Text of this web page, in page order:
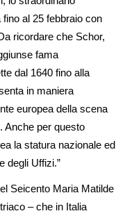
al 25 febbraio con
ricordare che Schor,
fama
dal 1640 fino alla
in maniera
europea della scena
Anche per questo
la statura nazionale ed
degli Uffizi.”
Seicento Maria Matilde
– che in Italia